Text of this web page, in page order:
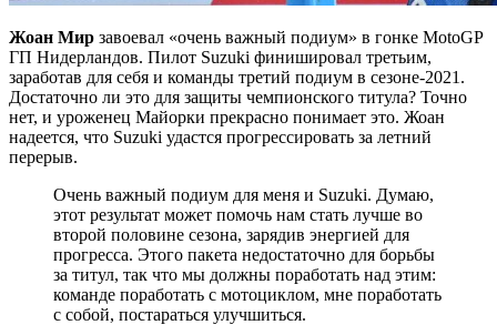
Жоан Мир завоевал «очень важный подиум» в гонке MotoGP
ГП Нидерландов. Пилот Suzuki финишировал третьим,
заработав для себя и команды третий подиум в сезоне-2021.
Достаточно ли это для защиты чемпионского титула? Точно
нет, и уроженец Майорки прекрасно понимает это. Жоан
надеется, что Suzuki удастся прогрессировать за летний
перерыв.
Очень важный подиум для меня и Suzuki. Думаю,
этот результат может помочь нам стать лучше во
второй половине сезона, зарядив энергией для
прогресса. Этого пакета недостаточно для борьбы
за титул, так что мы должны поработать над этим:
команде поработать с мотоциклом, мне поработать
с собой, постараться улучшиться.